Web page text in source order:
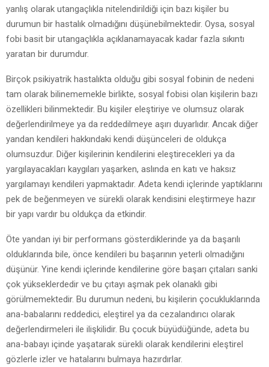
yanlış olarak utangaçlıkla nitelendirildiği için bazı kişiler bu
durumun bir hastalık olmadığını düşünebilmektedir. Oysa, sosyal
fobi basit bir utangaçlıkla açıklanamayacak kadar fazla sıkıntı
yaratan bir durumdur.
Birçok psikiyatrik hastalıkta olduğu gibi sosyal fobinin de nedeni
tam olarak bilinememekle birlikte, sosyal fobisi olan kişilerin bazı
özellikleri bilinmektedir. Bu kişiler eleştiriye ve olumsuz olarak
değerlendirilmeye ya da reddedilmeye aşırı duyarlıdır. Ancak diğer
yandan kendileri hakkındaki kendi düşünceleri de oldukça
olumsuzdur. Diğer kişilerinin kendilerini eleştirecekleri ya da
yargılayacakları kaygıları yaşarken, aslında en katı ve haksız
yargılamayı kendileri yapmaktadır. Adeta kendi içlerinde yaptıklarını
pek de beğenmeyen ve sürekli olarak kendisini eleştirmeye hazır
bir yapı vardır bu oldukça da etkindir.
Öte yandan iyi bir performans gösterdiklerinde ya da başarılı
olduklarında bile, önce kendileri bu başarının yeterli olmadığını
düşünür. Yine kendi içlerinde kendilerine göre başarı çıtaları sanki
çok yükseklerdedir ve bu çıtayı aşmak pek olanaklı gibi
görülmemektedir. Bu durumun nedeni, bu kişilerin çocukluklarında
ana-babalarını reddedici, eleştirel ya da cezalandırıcı olarak
değerlendirmeleri ile ilişkilidir. Bu çocuk büyüdüğünde, adeta bu
ana-babayı içinde yaşatarak sürekli olarak kendilerini eleştirel
gözlerle izler ve hatalarını bulmaya hazırdırlar.